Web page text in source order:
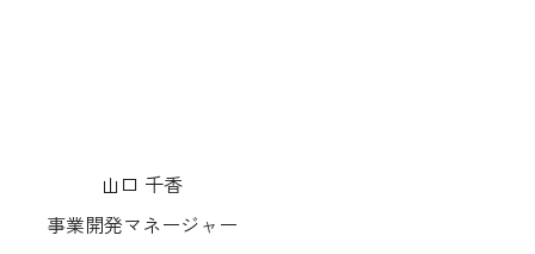
山口 千香
事業開発マネージャー